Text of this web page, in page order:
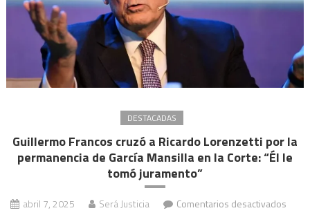
DESTACADAS
Guillermo Francos cruzó a Ricardo Lorenzetti por la
permanencia de García Mansilla en la Corte: “Él le
tomó juramento”
abril 7, 2025 Será Justicia Comentarios desactivadosen